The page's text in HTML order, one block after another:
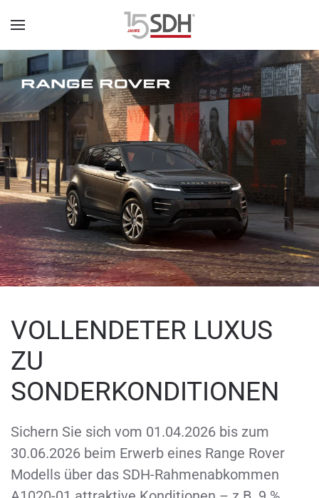
VOLLENDETER LUXUS
ZU
SONDERKONDITIONEN
Sichern Sie sich vom 01.04.2026 bis zum
30.06.2026 beim Erwerb eines Range Rover
Modells über das SDH-Rahmenabkommen